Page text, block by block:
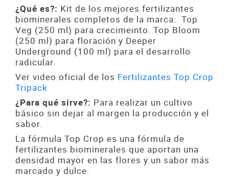
¿Qué es?: Kit de los mejores fertilizantes
biominerales completos de la marca: Top
Veg (250 ml) para crecimeinto. Top Bloom
(250 ml) para floración y Deeper
Underground (100 ml) para el desarrollo
radicular.
Ver video oficial de los Fertilizantes Top Crop
Tripack
¿Para qué sirve?: Para realizar un cultivo
básico sin dejar al margen la producción y el
sabor.
La fórmula Top Crop es una fórmula de
fertilizantes biominerales que aportan una
densidad mayor en las flores y un sabor más
marcado y dulce.